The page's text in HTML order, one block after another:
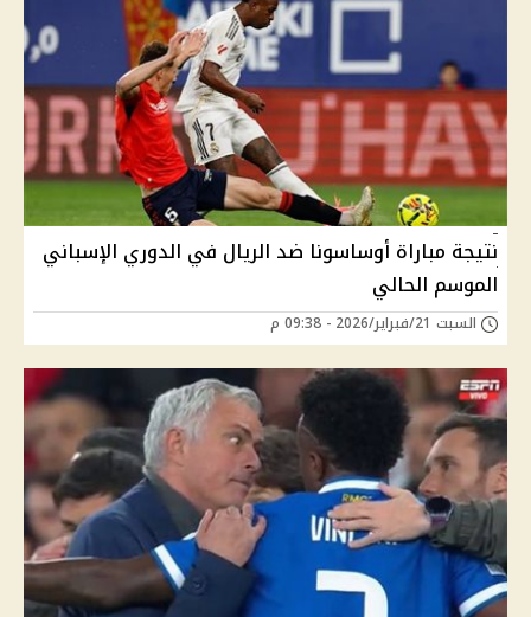
نتيجة مباراة أوساسونا ضد الريال في الدوري الإسباني
الموسم الحالي
السبت 21/فبراير/2026 - 09:38 م